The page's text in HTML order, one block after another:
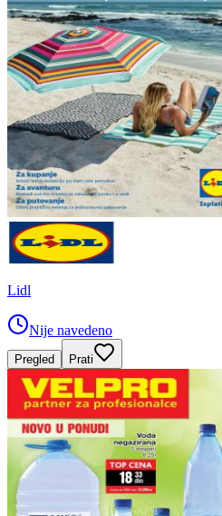
Lidl
Nije navedeno
Pregled Prati